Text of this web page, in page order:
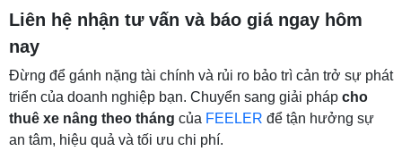
Liên hệ nhận tư vấn và báo giá ngay hôm
nay
Đừng để gánh nặng tài chính và rủi ro bảo trì cản trở sự phát
triển của doanh nghiệp bạn. Chuyển sang giải pháp cho
thuê xe nâng theo tháng của FEELER để tận hưởng sự
an tâm, hiệu quả và tối ưu chi phí.